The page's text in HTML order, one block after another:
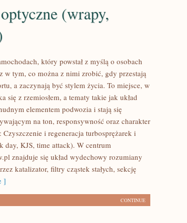
(wrapy,
który powstał z myślą o osobach
w tym, co można z nimi zrobić, gdy przestają
a zaczynają być stylem życia. To miejsce, w
się z rzemiosłem, a tematy takie jak układ
elementem podwozia i stają się
na ton, responsywność oraz charakter
i regeneracja turbosprężarek i
day, KJS, time attack). W centrum
znajduje się układ wydechowy rozumiany
katalizator, filtry cząstek stałych, sekcję
]
CONTINUE